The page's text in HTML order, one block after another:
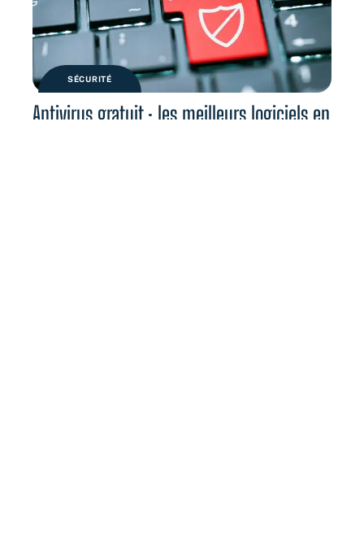
SÉCURITÉ
Antivirus gratuit : les meilleurs logiciels en